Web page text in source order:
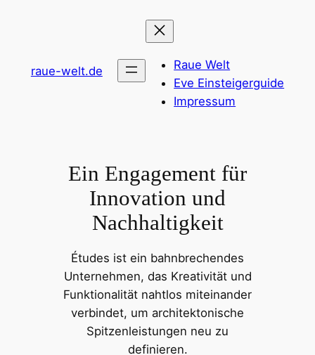
raue-welt.de
Raue Welt
Eve Einsteigerguide
Impressum
Ein Engagement für
Innovation und
Nachhaltigkeit
Études ist ein bahnbrechendes
Unternehmen, das Kreativität und
Funktionalität nahtlos miteinander
verbindet, um architektonische
Spitzenleistungen neu zu
definieren.